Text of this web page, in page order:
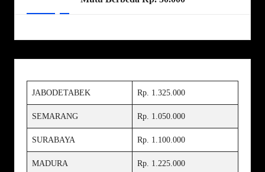
JABODETABEK Rp. 1.325.000
SEMARANG Rp. 1.050.000
SURABAYA Rp. 1.100.000
MADURA Rp. 1.225.000